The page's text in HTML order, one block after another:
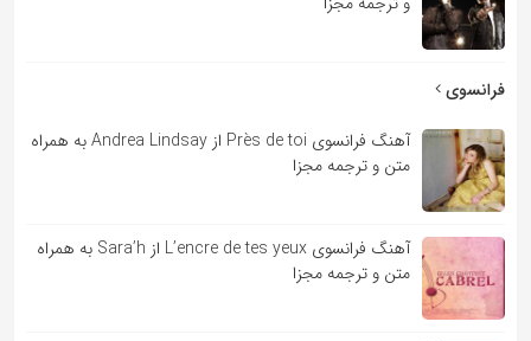
فرانسوی
آهنگ فرانسوی Près de toi از Andrea Lindsay به همراه
متن و ترجمه مجزا
آهنگ فرانسوی L’encre de tes yeux از Sara’h به همراه
متن و ترجمه مجزا